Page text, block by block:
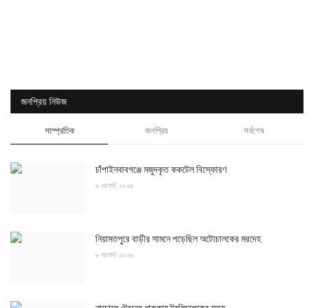
জনপ্রিয় নিউজ
সাম্প্রতিক জনপ্রিয় সর্বশেষ
চাঁপাইনবাবগঞ্জে মজুদকৃত ককটেল বিস্ফোরণ
৯ আগস্ট ২০২৬
নিয়ামতপুরে বাড়ীর সামনে পড়েছিল অটোচালকের মরদেহ
৬ আগস্ট ২০২৬